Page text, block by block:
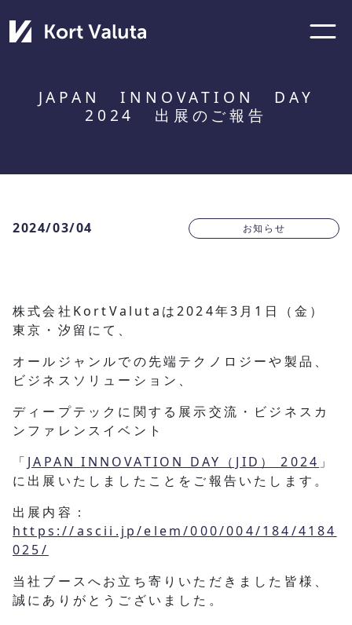
JAPAN INNOVATION DAY
2024 出展のご報告
2024/03/04 お知らせ
株式会社KortValutaは2024年3月1日（金）
東京・汐留にて、
オールジャンルでの先端テクノロジーや製品、
ビジネスソリューション、
ディープテックに関する展示交流・ビジネスカ
ンファレンスイベント
「 JAPAN INNOVATION DAY（JID） 2024 」
に出展いたしましたことをご報告いたします。
出展内容：
https://ascii.jp/elem/000/004/184/4184
025/
当社ブースへお立ち寄りいただきました皆様、
誠にありがとうございました。